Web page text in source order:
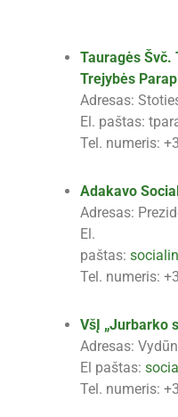
Tauragės Švč.
Trejybės
Adresas:
El. paštas:
Tel. numeris:
Adakavo
Adresas:
El.
paštas:
Tel. numeris:
VšĮ „Jurbarko
Adresas:
El paštas:
Tel. numeris: